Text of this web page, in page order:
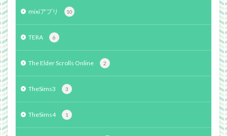
mixiアプリ 10
TERA 6
The Elder Scrolls Online 2
TheSims3 3
TheSims4 1